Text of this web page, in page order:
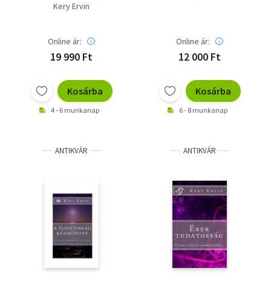
Kery Ervin
Online ár:
19 990 Ft
Kosárba
4 - 6 munkanap
Online ár:
12 000 Ft
Kosárba
6 - 8 munkanap
ANTIKVÁR ANTIKVÁR